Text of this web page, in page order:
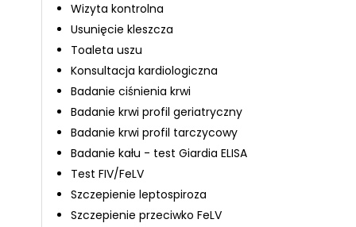
Wizyta kontrolna
Usunięcie kleszcza
Toaleta uszu
Konsultacja kardiologiczna
Badanie ciśnienia krwi
Badanie krwi profil geriatryczny
Badanie krwi profil tarczycowy
Badanie kału - test Giardia ELISA
Test FIV/FeLV
Szczepienie leptospiroza
Szczepienie przeciwko FeLV